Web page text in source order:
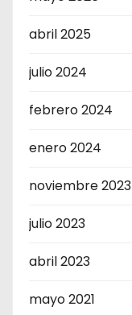
abril 2025
julio 2024
febrero 2024
enero 2024
noviembre 2023
julio 2023
abril 2023
mayo 2021